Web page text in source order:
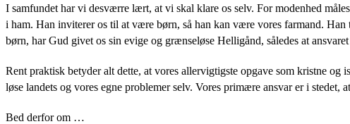
I samfundet har vi desværre lært, at vi skal klare os selv. For modenhed
i ham. Han inviterer os til at være børn, så han kan være vores farmand.
børn, har Gud givet os sin evige og grænseløse Helligånd, således at
Rent praktisk betyder alt dette, at vores allervigtigste opgave som kristne
løse landets og vores egne problemer selv. Vores primære ansvar er i
Bed derfor om …